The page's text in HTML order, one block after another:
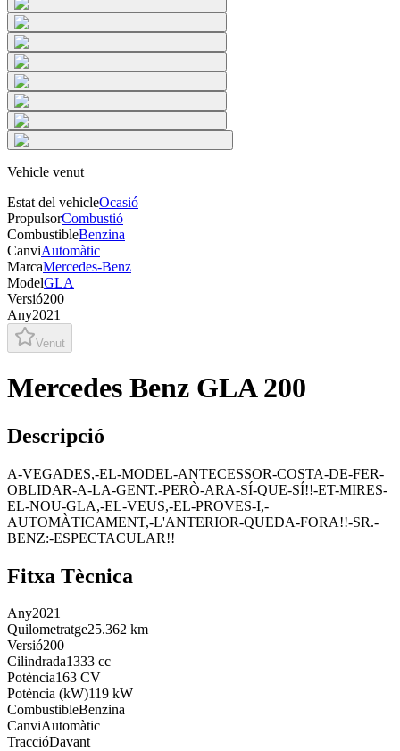
Vehicle venut
Estat del vehicleOcasió
PropulsorCombustió
CombustibleBenzina
CanviAutomàtic
MarcaMercedes-Benz
ModelGLA
Versió200
Any2021
Venut
Mercedes Benz GLA 200
Descripció
A-VEGADES,-EL-MODEL-ANTECESSOR-COSTA-DE-FER-
OBLIDAR-A-LA-GENT.-PERÒ-ARA-SÍ-QUE-SÍ!!-ET-MIRES-
EL-NOU-GLA,-EL-VEUS,-EL-PROVES-I,-
AUTOMÀTICAMENT,-L'ANTERIOR-QUEDA-FORA!!-SR.-
BENZ:-ESPECTACULAR!!
Fitxa Tècnica
Any2021
Quilometratge25.362 km
Versió200
Cilindrada1333 cc
Potència163 CV
Potència (kW)119 kW
CombustibleBenzina
CanviAutomàtic
TraccióDavant